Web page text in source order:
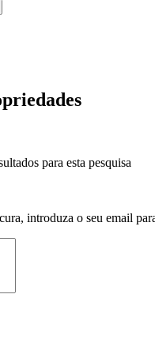
para esta pesquisa
introduza o seu email